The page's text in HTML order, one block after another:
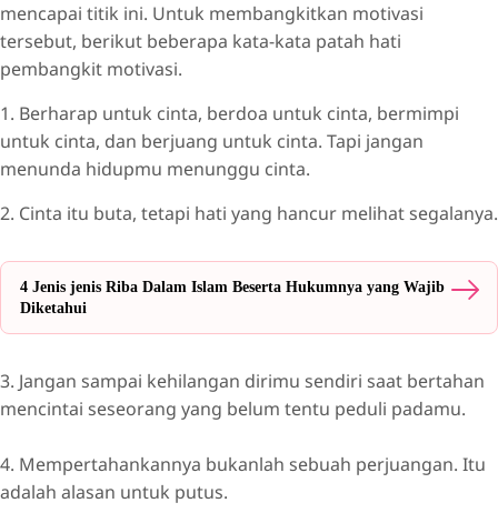
mencapai titik ini. Untuk membangkitkan motivasi
tersebut, berikut beberapa kata-kata patah hati
pembangkit motivasi.
1. Berharap untuk cinta, berdoa untuk cinta, bermimpi
untuk cinta, dan berjuang untuk cinta. Tapi jangan
menunda hidupmu menunggu cinta.
2. Cinta itu buta, tetapi hati yang hancur melihat segalanya.
4 Jenis jenis Riba Dalam Islam Beserta Hukumnya yang Wajib
Diketahui
3. Jangan sampai kehilangan dirimu sendiri saat bertahan
mencintai seseorang yang belum tentu peduli padamu.
4. Mempertahankannya bukanlah sebuah perjuangan. Itu
adalah alasan untuk putus.